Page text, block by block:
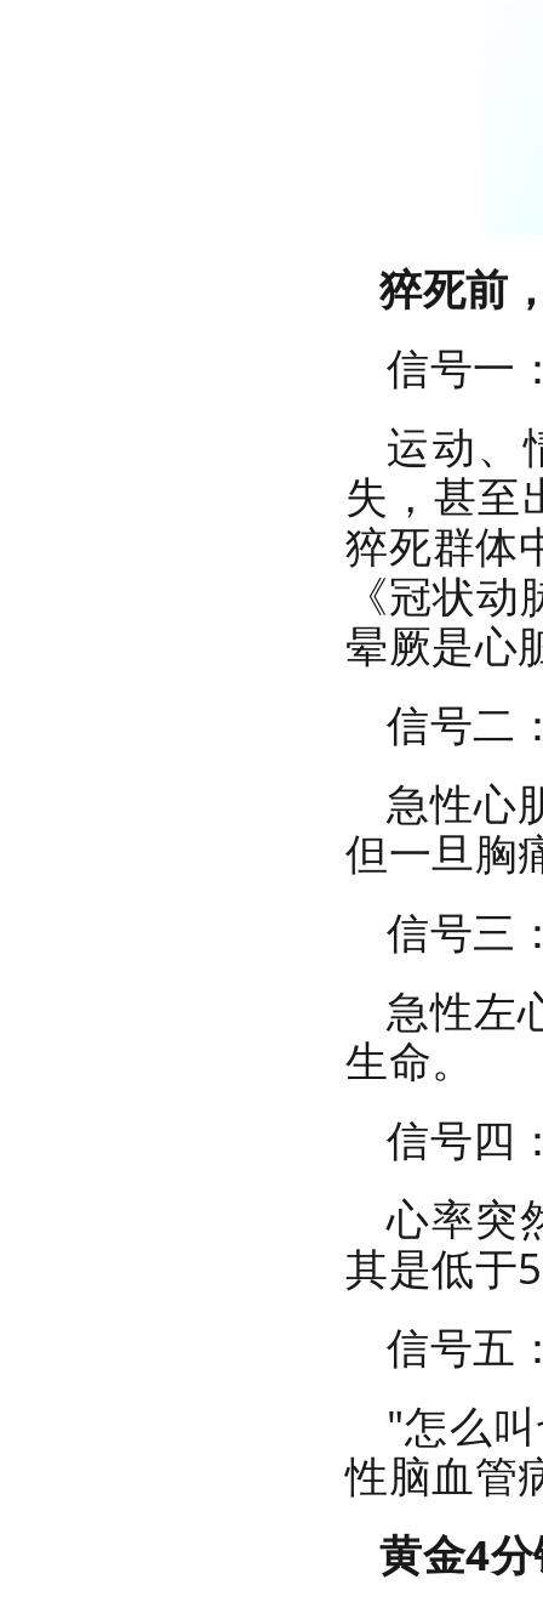
猝死前
信号一
运动、
失，甚至
猝死群体
《冠状
晕厥是心
信号二
急性心
但一旦胸
信号三
急性左
生命。
信号四
心率突
其是低于
信号五
"怎么
性脑血管
黄金4